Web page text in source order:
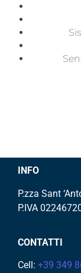
INFO
P.zza Sant
P.IVA
CONTATTI
Cell: +39 349